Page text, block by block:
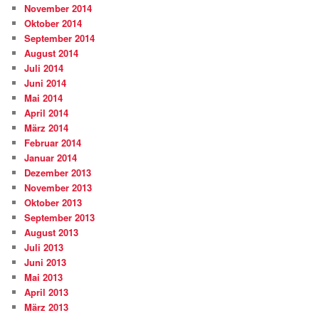
November 2014
Oktober 2014
September 2014
August 2014
Juli 2014
Juni 2014
Mai 2014
April 2014
März 2014
Februar 2014
Januar 2014
Dezember 2013
November 2013
Oktober 2013
September 2013
August 2013
Juli 2013
Juni 2013
Mai 2013
April 2013
März 2013